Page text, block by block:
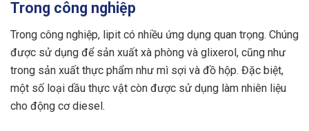
Trong công nghiệp
Trong công nghiệp, lipit có nhiều ứng dụng quan trọng. Chúng
được sử dụng để sản xuất xà phòng và glixerol, cũng như
trong sản xuất thực phẩm như mì sợi và đồ hộp. Đặc biệt,
một số loại dầu thực vật còn được sử dụng làm nhiên liệu
cho động cơ diesel.